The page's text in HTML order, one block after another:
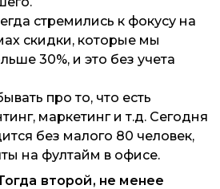
стремились к фокусу на
скидки, которые мы
30%, и это без учета
про то, что есть
маркетинг и т.д. Сегодня
без малого 80 человек,
на фултайм в офисе.
второй, не менее